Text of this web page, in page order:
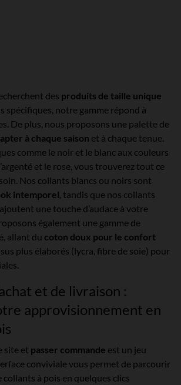
des produits de taille unique
spécifiques, notre gamme répond à
De plus, nous proposons une palette de
à chaque saison et à chaque tenue.
comme le noir et le blanc aux couleurs
et le rose, vous trouverez tout ce
Nos collants blancs ou noirs sont
intemporel, tandis que nos collants
une touche d’audace à votre
également une gamme de
allant du coton doux pour le confort
plus élaborés (lycra, fibre de soie) pour
et de livraison :
approvisionnement en
site et passer commande est un jeu
conviviale vous permet de parcourir
à pois en quelques clics